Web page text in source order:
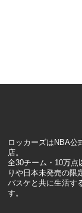
ロッカーズはNBA公
店。
全30チーム・10万点
りや日本未発売の限
バスケと共に生活す
す。